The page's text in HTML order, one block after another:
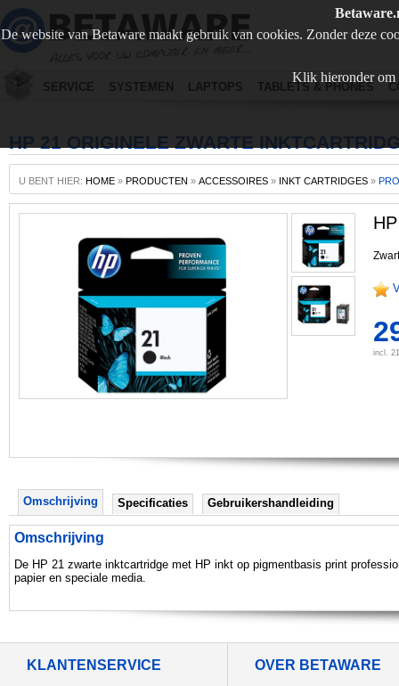
De website van Betaware maakt gebruik van cookies. Zonder deze
Klik hieronder om
SERVICE SYSTEMEN LAPTOPS TABLETS & PHONES
HP 21 ORIGINELE ZWARTE
U BENT HIER: HOME » PRODUCTEN » ACCESSOIRES » INKT CARTRIDGES »
incl.
Omschrijving Specificaties Gebruikershandleiding
Omschrijving
De HP 21 zwarte inktcartridge met HP inkt op pigmentbasis print
papier en speciale media.
KLANTENSERVICE OVER BETAWARE